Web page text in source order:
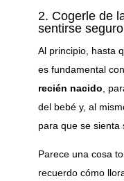
2. Cogerle de
sentirse seguro
Al principio, hasta
es fundamental
recién nacido,
del bebé y, al
para que se sienta
Parece una cosa
recuerdo cómo